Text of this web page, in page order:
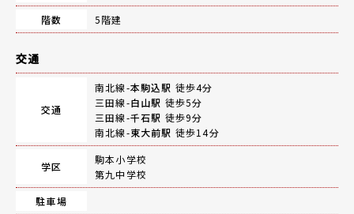
階数
5階建
交通
交通
南北線-本駒込駅 徒歩4分
三田線-白山駅 徒歩5分
三田線-千石駅 徒歩9分
南北線-東大前駅 徒歩14分
学区
駒本小学校
第九中学校
駐車場